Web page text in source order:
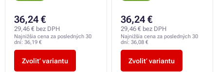
36,24 €
29,46 € bez DPH
Najnižšia cena za posledných 30
dní: 36,19 €
Zvoliť variantu
36,24 €
29,46 € bez DPH
Najnižšia cena za posledných 30
dní: 36,08 €
Zvoliť variantu